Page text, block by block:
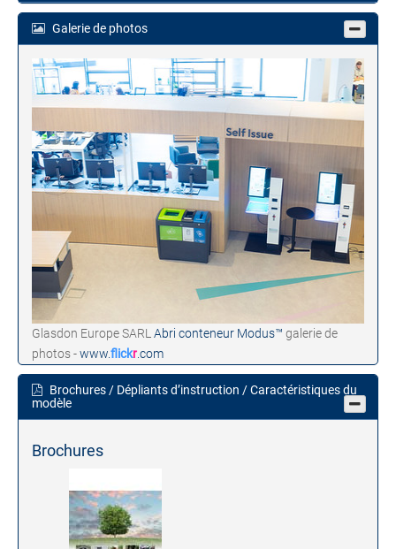
Galerie de photos
Glasdon Europe SARL Abri conteneur Modus™ galerie de
photos -www.flickr.com
Brochures / Dépliants d’instruction / Caractéristiques du
modèle
Brochures